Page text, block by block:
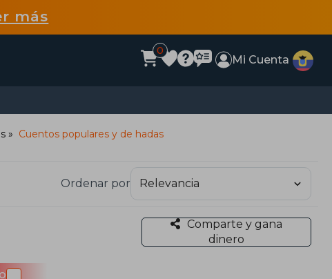
más
0
Mi Cuenta
Cuentos populares y de hadas
Ordenar por
Comparte y gana
dinero